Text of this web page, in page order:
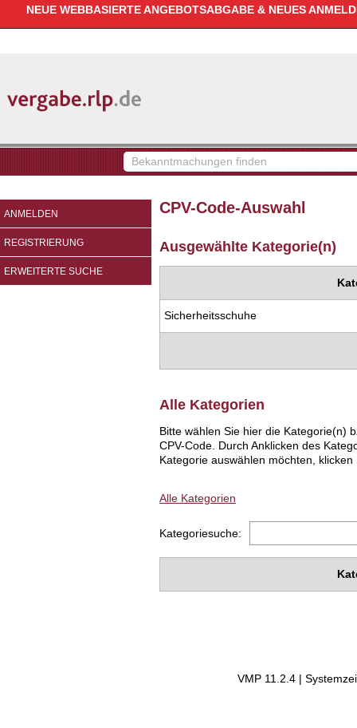
NEUE WEBBASIERTE ANGEBOTSABGABE & NEUES
Bekanntmachungen
finden
ANMELDEN
REGISTRIERUNG
ERWEITERTE SUCHE
CPV-Code-Auswahl
Ausgewählte Kategorie(n)
Sicherheitsschuhe
Alle Kategorien
Bitte wählen Sie hier die Kategorie(n)
CPV-Code. Durch Anklicken des
Kategorie auswählen möchten,
Alle Kategorien
Kategoriesuche:
VMP 11.2.4 |